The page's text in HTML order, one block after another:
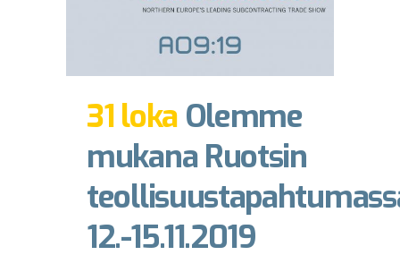
31 loka Olemme
mukana Ruotsin
12.-15.11.2019